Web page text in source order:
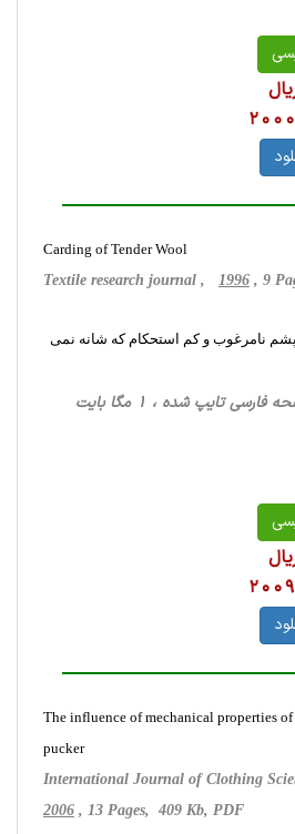
Carding of Tender Wool
Textile research journal , 1996 , 9
نامرغوب و کم استحکام که شانه نمی
، کلیه گرایش ها، 21 صفحه فارسی تایپ شده ، 1 مگا بایت
The influence of mechanical properties of
pucker
International Journal of Clothing
2006 , 13 Pages, 409 Kb, PDF